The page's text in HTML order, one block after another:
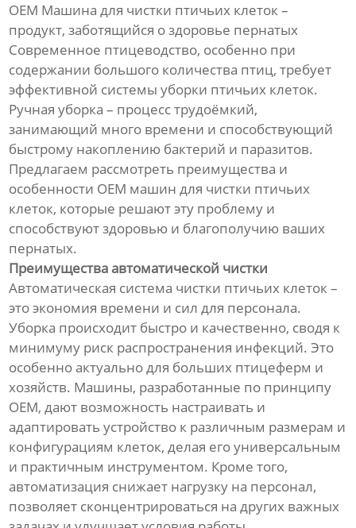
OEM Машина для чистки птичьих клеток –
продукт, заботящийся о здоровье пернатых
Современное птицеводство, особенно при
содержании большого количества птиц, требует
эффективной системы уборки птичьих клеток.
Ручная уборка – процесс трудоёмкий,
занимающий много времени и способствующий
быстрому накоплению бактерий и паразитов.
Предлагаем рассмотреть преимущества и
особенности OEM машин для чистки птичьих
клеток, которые решают эту проблему и
способствуют здоровью и благополучию ваших
пернатых.
Преимущества автоматической чистки
Автоматическая система чистки птичьих клеток –
это экономия времени и сил для персонала.
Уборка происходит быстро и качественно, сводя к
минимуму риск распространения инфекций. Это
особенно актуально для больших птицеферм и
хозяйств. Машины, разработанные по принципу
OEM, дают возможность настраивать и
адаптировать устройство к различным размерам и
конфигурациям клеток, делая его универсальным
и практичным инструментом. Кроме того,
автоматизация снижает нагрузку на персонал,
позволяет сконцентрироваться на других важных